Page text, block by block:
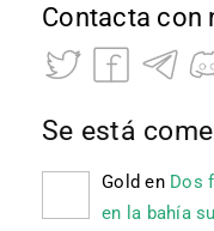
Contacta con
Se está
Gold en Dos
en la bahía